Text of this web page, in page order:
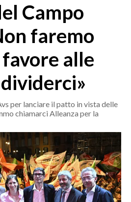
Campo
faremo
alle
per lanciare il patto in vista delle
chiamarci Alleanza per la